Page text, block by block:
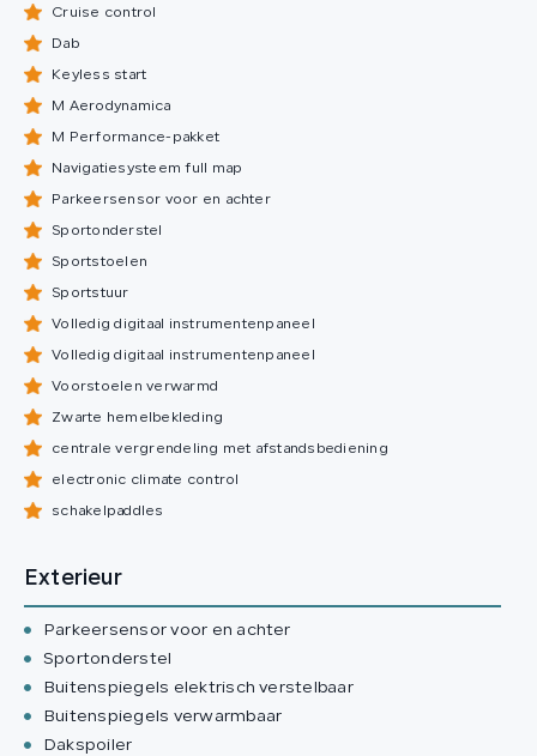
Cruise control
Dab
Keyless start
M Aerodynamica
M Performance-pakket
Navigatiesysteem full map
Parkeersensor voor en achter
Sportonderstel
Sportstoelen
Sportstuur
Volledig digitaal instrumentenpaneel
Volledig digitaal instrumentenpaneel
Voorstoelen verwarmd
Zwarte hemelbekleding
centrale vergrendeling met afstandsbediening
electronic climate control
schakelpaddles
Exterieur
Parkeersensor voor en achter
Sportonderstel
Buitenspiegels elektrisch verstelbaar
Buitenspiegels verwarmbaar
Dakspoiler